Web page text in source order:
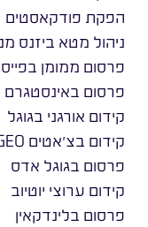
הפקת פודקאסטים
ניהול מטא ביזנס
פרסום ממומן
פרסום באינסטגרם
קידום אורגני בגוגל
קידום בצ׳אטים GEO
פרסום בגוגל אדס
קידום ערוצי יוטיוב
פרסום בלינדקאין